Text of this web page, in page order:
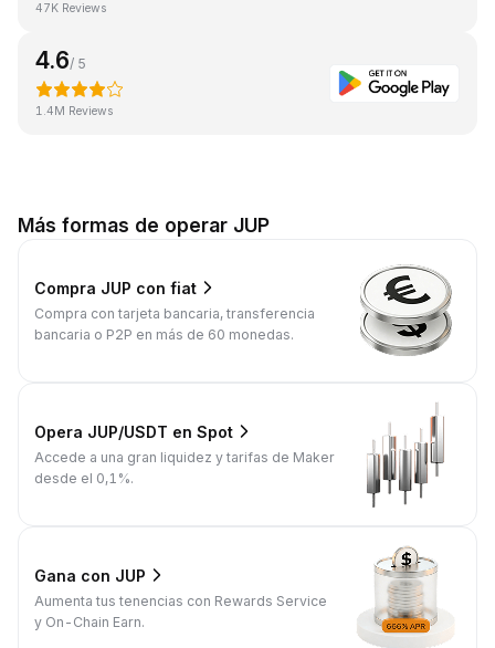
47K Reviews
4.6/ 5
1.4M Reviews
Más formas de operar JUP
Compra JUP con fiat
Compra con tarjeta bancaria, transferencia
bancaria o P2P en más de 60 monedas.
Opera JUP/USDT en Spot
Accede a una gran liquidez y tarifas de Maker
desde el 0,1%.
Gana con JUP
Aumenta tus tenencias con Rewards Service
y On-Chain Earn.